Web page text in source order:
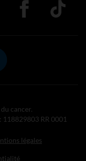
Youtube
nous sur LinkedIn
Suivez nous sur
TikTok
cancer.
RR 0001
légales